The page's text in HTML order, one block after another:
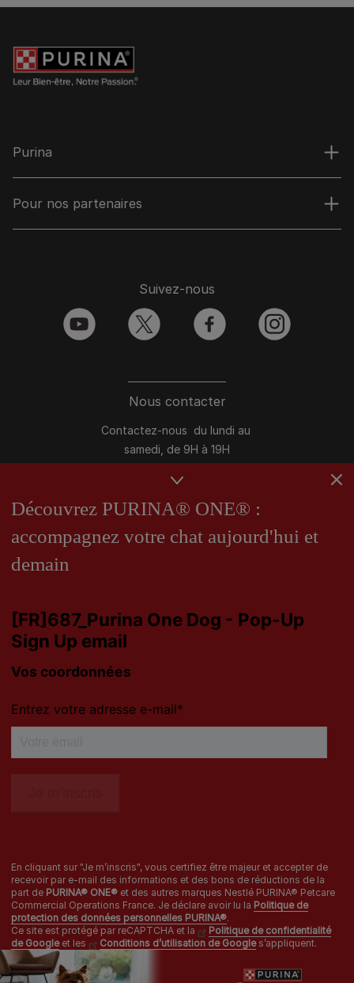
Découvrez PURINA® ONE® :
accompagnez votre chat aujourd'hui et
demain
En cliquant sur "Je m’inscris", vous certifiez être majeur et accepter de
recevoir par e-mail des informations et des bons de réductions de la
part de PURINA® ONE® et des autres marques Nestlé PURINA® Petcare
Commercial Operations France. Je déclare avoir lu la Politique de
protection des données personnelles PURINA®.
Ce site est protégé par reCAPTCHA et la
Politique de confidentialité
de Googleet les Conditions d’utilisation de Googles’appliquent.
Purina
Pour nos partenaires
Nous contacter
Contactez-nous du lundi au
samedi, de 9H à 19H
Conversation instantanée en ligne
du lundi au vendredi, de 10H à 16H
>Nous écrire
0 800 22 64 62
Les autres marques :​
Suivez-nous
youtube twitter facebook instagram
Sitemap